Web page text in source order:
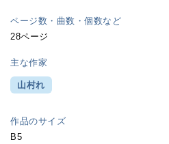
ページ数・曲数・個数など
28ページ
主な作家
山村れ
作品のサイズ
B5